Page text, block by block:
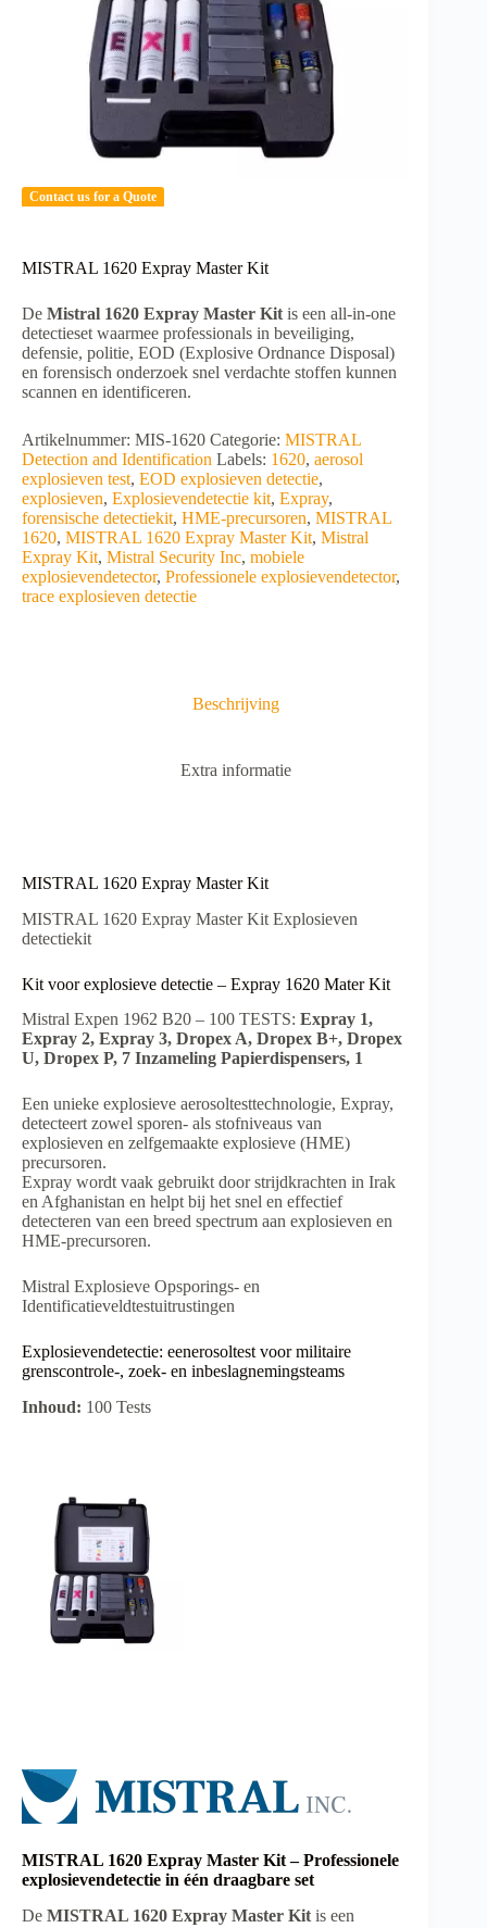
Contact us for a Quote
MISTRAL 1620 Expray Master Kit
De Mistral 1620 Expray Master Kit is een all-in-one
detectieset waarmee professionals in beveiliging,
defensie, politie, EOD (Explosive Ordnance Disposal)
en forensisch onderzoek snel verdachte stoffen kunnen
scannen en identificeren.
Artikelnummer: MIS-1620 Categorie: MISTRAL
Detection and Identification Labels: 1620, aerosol
explosieven test, EOD explosieven detectie,
explosieven, Explosievendetectie kit, Expray,
forensische detectiekit, HME-precursoren, MISTRAL
1620, MISTRAL 1620 Expray Master Kit, Mistral
Expray Kit, Mistral Security Inc, mobiele
explosievendetector, Professionele explosievendetector,
trace explosieven detectie
Beschrijving
Extra informatie
MISTRAL 1620 Expray Master Kit
MISTRAL 1620 Expray Master Kit Explosieven
detectiekit
Kit voor explosieve detectie – Expray 1620 Mater Kit
Mistral Expen 1962 B20 – 100 TESTS: Expray 1,
Expray 2, Expray 3, Dropex A, Dropex B+, Dropex
U, Dropex P, 7 Inzameling Papierdispensers, 1
Een unieke explosieve aerosoltesttechnologie, Expray,
detecteert zowel sporen- als stofniveaus van
explosieven en zelfgemaakte explosieve (HME)
precursoren.
Expray wordt vaak gebruikt door strijdkrachten in Irak
en Afghanistan en helpt bij het snel en effectief
detecteren van een breed spectrum aan explosieven en
HME-precursoren.
Mistral Explosieve Opsporings- en
Identificatieveldtestuitrustingen
Explosievendetectie: eenerosoltest voor militaire
grenscontrole-, zoek- en inbeslagnemingsteams
Inhoud: 100 Tests
MISTRAL 1620 Expray Master Kit – Professionele
explosievendetectie in één draagbare set
De MISTRAL 1620 Expray Master Kit is een